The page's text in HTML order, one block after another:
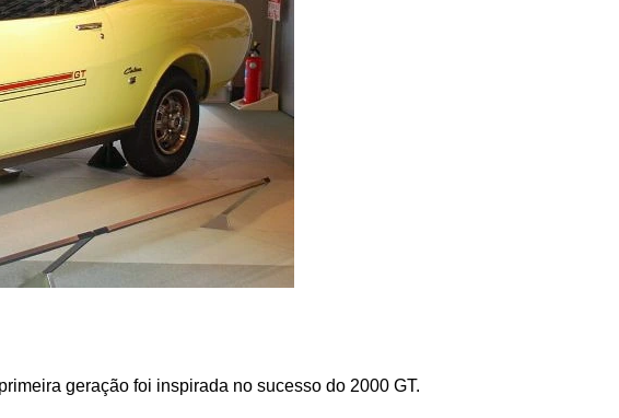
geração foi inspirada no sucesso do 2000 GT.